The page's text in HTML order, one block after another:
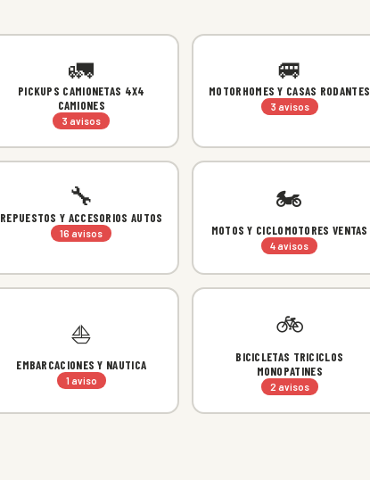
🚛
PICKUPS CAMIONETAS 4X4
CAMIONES
3 avisos
🚐
MOTORHOMES Y CASAS RODANTES
3 avisos
🔧
REPUESTOS Y ACCESORIOS AUTOS
16 avisos
🏍
MOTOS Y CICLOMOTORES VENTAS
4 avisos
⛵
EMBARCACIONES Y NAUTICA
1 aviso
🚲
BICICLETAS TRICICLOS
MONOPATINES
2 avisos